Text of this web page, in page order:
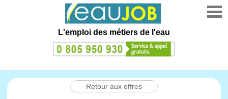
L'emploi des métiers de l'eau
Retour aux offres